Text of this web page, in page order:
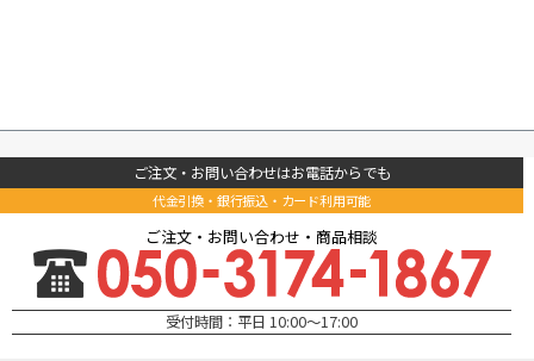
ご注文・お問い合わせはお電話からでも
代金引換・銀行振込・カード利用可能
ご注文・お問い合わせ・商品相談
受付時間：平日 10:00～17:00